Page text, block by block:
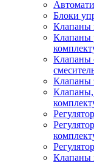
Блоки
Клапаны
Клапаны
Клапаны
Клапаны
Клапаны,
Клапаны